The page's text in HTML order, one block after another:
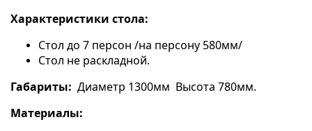
Характеристики стола:
Стол до 7 персон /на персону 580мм/
Стол не раскладной.
Габариты: Диаметр 1300мм Высота 780мм.
Материалы: